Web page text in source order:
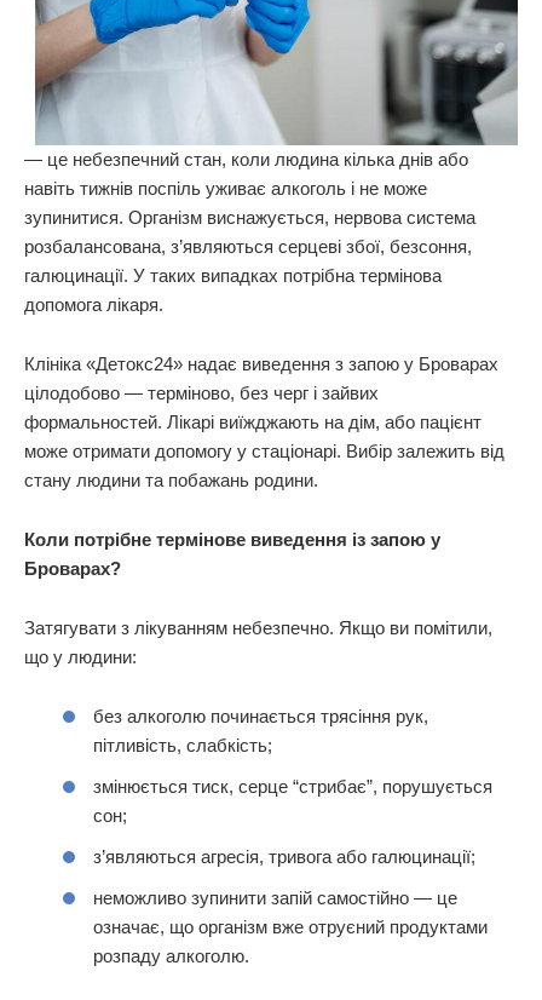
— це небезпечний стан, коли людина кілька днів або
навіть тижнів поспіль уживає алкоголь і не може
зупинитися. Організм виснажується, нервова система
розбалансована, з’являються серцеві збої, безсоння,
галюцинації. У таких випадках потрібна термінова
допомога лікаря.
Клініка «Детокс24» надає виведення з запою у Броварах
цілодобово — терміново, без черг і зайвих
формальностей. Лікарі виїжджають на дім, або пацієнт
може отримати допомогу у стаціонарі. Вибір залежить від
стану людини та побажань родини.
Коли потрібне термінове виведення із запою у
Броварах?
Затягувати з лікуванням небезпечно. Якщо ви помітили,
що у людини:
без алкоголю починається трясіння рук,
пітливість, слабкість;
змінюється тиск, серце “стрибає”, порушується
сон;
з’являються агресія, тривога або галюцинації;
неможливо зупинити запій самостійно — це
означає, що організм вже отруєний продуктами
розпаду алкоголю.